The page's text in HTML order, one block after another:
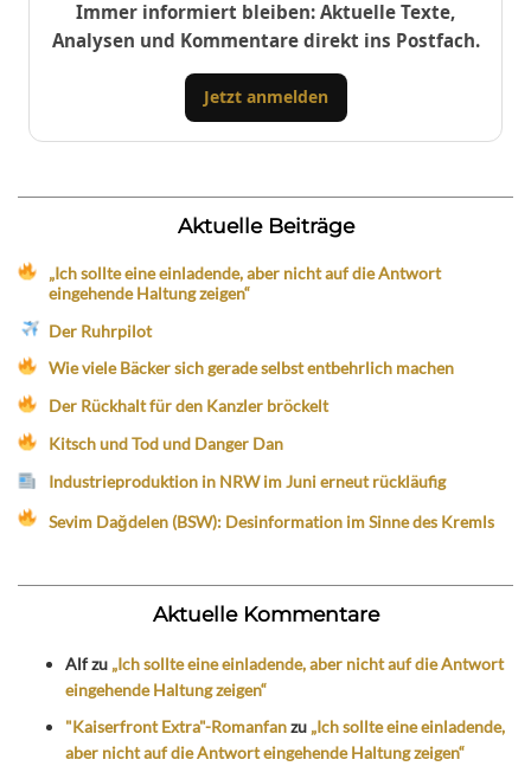
Immer informiert bleiben: Aktuelle Texte,
Analysen und Kommentare direkt ins Postfach.
Jetzt anmelden
Aktuelle Beiträge
„Ich sollte eine einladende, aber nicht auf die Antwort
eingehende Haltung zeigen“
Der Ruhrpilot
Wie viele Bäcker sich gerade selbst entbehrlich machen
Der Rückhalt für den Kanzler bröckelt
Kitsch und Tod und Danger Dan
Industrieproduktion in NRW im Juni erneut rückläufig
Sevim Dağdelen (BSW): Desinformation im Sinne des Kremls
Aktuelle Kommentare
Alfzu „Ich sollte eine einladende, aber nicht auf die Antwort
eingehende Haltung zeigen“
"Kaiserfront Extra"-Romanfanzu „Ich sollte eine einladende,
aber nicht auf die Antwort eingehende Haltung zeigen“